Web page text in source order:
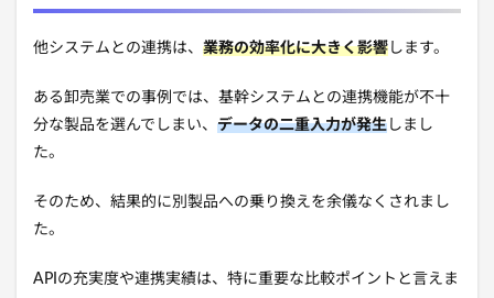
他システムとの連携は、 業務の効率化に大きく影響 します。
ある卸売業での事例では、基幹システムとの連携機能が不十
分な製品を選んでしまい、 データの二重入力が発生 しまし
た。
そのため、結果的に別製品への乗り換えを余儀なくされまし
た。
APIの充実度や連携実績は、特に重要な比較ポイントと言えま